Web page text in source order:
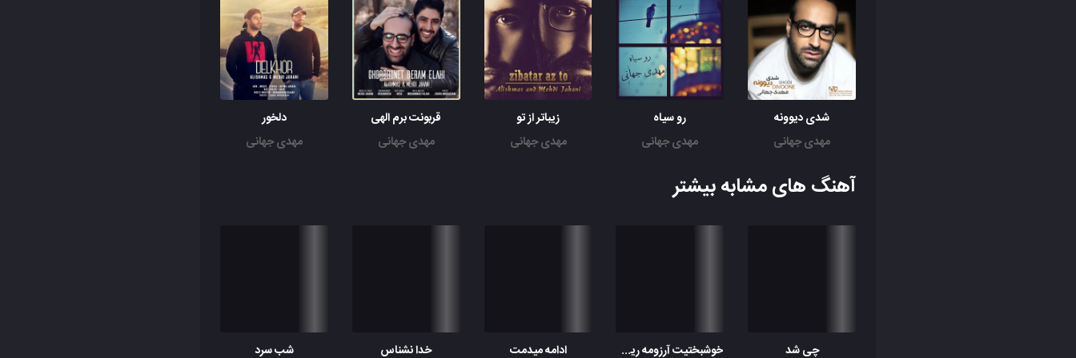
غمگین ترین آدم منم تنها توو این عالم منم
اصلا من اون آدم بدم ولی کِی قید چشماتو زدم
بی معرفت بودم ولی تو واسم عشق اولی
یادم نده تنهاییو نگذر از عشقم سرسری
غمگین ترین آدم منم تنها توو این عالم منم
اصلا من اون آدم بدم ولی کِی قید چشماتو زدم
بی معرفت بودم ولی تو واسم عشق اولی
یادم نده تنهاییو نگذر از عشقم سرسری
شدی دیوونه
مهدی جهانی
رو سیاه
مهدی جهانی
زیباتر از تو
مهدی جهانی
قربونت برم الهی
مهدی جهانی
دلخور
مهدی جهانی
آهنگ های مشابه بیشتر
چی شد خوشبختیت آرزومه ریمیکس اوربل ادامه میدمت خدا نشناس شب سرد